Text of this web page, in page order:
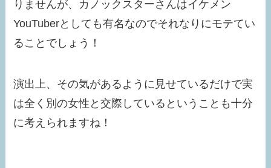
りませんが、カノックスターさんはイケメン
YouTuberとしても有名なのでそれなりにモテてい
ることでしょう！
演出上、その気があるように見せているだけで実
は全く別の女性と交際しているということも十分
に考えられますね！